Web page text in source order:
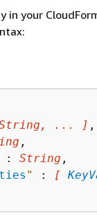
in your
... ] ,
,
: String ,
" : [